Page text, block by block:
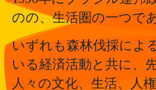
のの、生活圏の一つで
いずれも森林伐採によ
いる経済活動と共に、
人々の文化、生活、人